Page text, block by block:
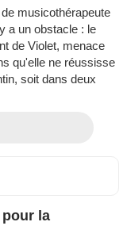
musicothérapeute
a un obstacle : le
de Violet, menace
qu'elle ne réussisse
soit dans deux
la